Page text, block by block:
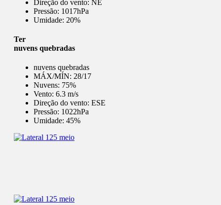
Direção do vento: NE
Pressão: 1017hPa
Umidade: 20%
Ter
nuvens quebradas
nuvens quebradas
MÁX/MÍN: 28/17
Nuvens: 75%
Vento: 6.3 m/s
Direção do vento: ESE
Pressão: 1022hPa
Umidade: 45%